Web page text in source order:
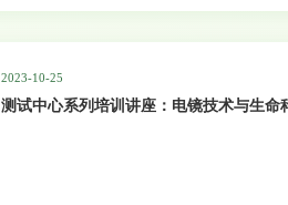
2023-10-25
测试中心系列培训讲座：电镜技术与生命